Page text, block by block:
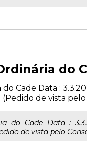
do
Cade Data :
de vista
Cade Data :
de vista pelo